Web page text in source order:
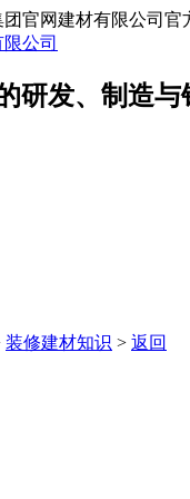
官网建材有限公司官
研发、制造与
装修建材知识 > 返回